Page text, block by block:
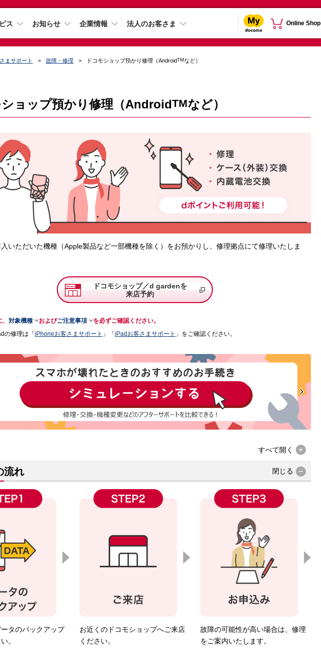
ス お知らせ 企業情報 法人のお客さま Online Shop
まサポート 故障・修理 ドコモショップ預かり修理（AndroidTMなど）
ショップ預かり修理（AndroidTMなど）
入いただいた機種（Apple製品など一部機種を除く）をお預かりし、修理拠点にて修理いたしま
ドコモショップ／d gardenを
来店予約
対象機種およびご注意事項を必ずご確認ください。
の修理は「 iPhoneお客さまサポート 」「 iPadお客さまサポート 」をご確認ください。
すべて開く
流れ 閉じる
タのバックアップ
。
お近くのドコモショップへご来店
ください。
故障の可能性が高い場合は、修理
をご案内いたします。